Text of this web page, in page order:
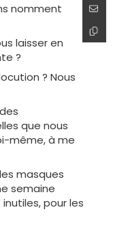
nomment
laisser en
?
? Nous
que nous
même, à me
masques
semaine
pour les